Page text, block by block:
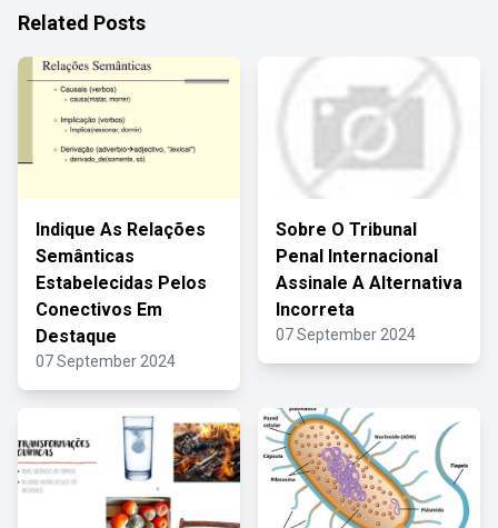
Related Posts
Indique As Relações
Semânticas
Estabelecidas Pelos
Conectivos Em
Destaque
07 September 2024
Sobre O Tribunal
Penal Internacional
Assinale A Alternativa
Incorreta
07 September 2024